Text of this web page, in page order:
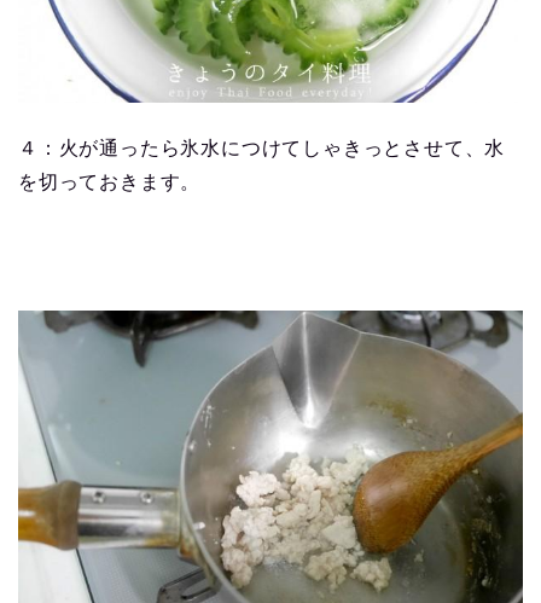
４：火が通ったら氷水につけてしゃきっとさせて、水
を切っておきます。